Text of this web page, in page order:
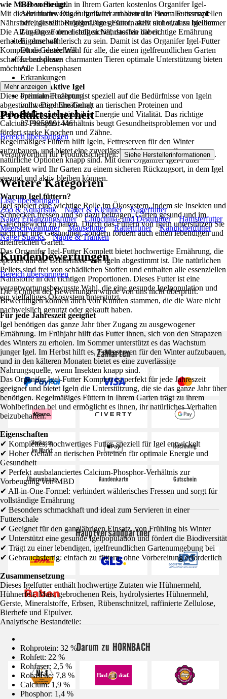
Geben Sie Igeln in Ihrem Garten kostenlos Organifer Igel-
Alleinfutter. Das Futter wird am besten in einem Futternapf
bereitgestellt. Regelmäßiges Füttern stellt sicher, dass Igel immer
Zugang zu den richtigen Nährstoffen haben.
Eigenschaft
Ohne Gentechnik
Lebensphase
Alle Lebensphasen
Erkrankungen
Gelenke
optimale Ernährung
vollwertige Ernährung
EAN
8719958991446
wie MBD vorbeugt.
Mit diesem hochwertigen Igelfutter erhalten die Tiere alle essenziellen
Nährstoffe, die sie benötigen, um gesund, aktiv und vital zu bleiben.
Die All-in-One-Formel stellt sicher, dass sie die richtige Ernährung
erhalten, ohne wählerisch zu sein. Damit ist das Organifer Igel-Futter
Komplett die ideale Wahl für alle, die einen igelfreundlichen Garten
schaffen und diesen charmanten Tieren optimale Unterstützung bieten
möchten.
Gesunde und Aktive Igel
Diese Premium-Rezeptur ist speziell auf die Bedürfnisse von Igeln
abgestimmt. Der hohe Gehalt an tierischen Proteinen und
Ballaststoffen unterstützt ihre Energie und Vitalität. Das richtige
Calcium-Phosphor-Verhältnis beugt Gesundheitsproblemen vor und
fördert starke Knochen und Zähne.
Regelmäßiges Füttern hilft Igeln, Fettreserven für den Winter
aufzubauen, und bietet eine zuverlässige Nahrungsquelle, wenn
natürliche Optionen knapp sind. Mit dem Organifer Igel-Futter
Komplett wird Ihr Garten zu einem sicheren Rückzugsort, in dem Igel
gesund und aktiv bleiben können.
Warum Igel füttern?
Igel spielen eine wichtige Rolle im Ökosystem, indem sie Insekten und
Schnecken fressen und so dazu beitragen, Gärten gesund und im
Gleichgewicht zu halten. Durch das Füttern von Igeln unterstützen Sie
nicht nur ihre Gesundheit, sondern fördern auch einen lebendigen und
artenreichen Garten.
Das Organifer Igel-Futter Komplett bietet hochwertige Ernährung, die
speziell auf die Bedürfnisse von Igeln abgestimmt ist. Die natürlichen
Pellets sind frei von schädlichen Stoffen und enthalten alle essenziellen
Nährstoffe in den richtigen Proportionen. Dieses Futter ist eine
verantwortungsbewusste Wahl, die eine gesunde Igelpopulation und
ein vielfältiges Ökosystem unterstützt.
Für jede Jahreszeit geeignet
Igel benötigen das ganze Jahr über Zugang zu ausgewogener
Ernährung. Im Frühjahr hilft das Futter ihnen, sich von den Strapazen
des Winters zu erholen. Im Sommer unterstützt es das Wachstum
junger Igel. Im Herbst hilft es, Fettreserven für den Winter aufzubauen,
und in den kälteren Monaten bietet es eine zuverlässige
Nahrungsquelle, wenn Insekten knapp sind.
Das Organifer Igel-Futter Komplett ist perfekt für jede Jahreszeit
geeignet und bietet Igeln die Unterstützung, die sie das ganze Jahr über
benötigen. Regelmäßiges Füttern in Ihrem Garten trägt zu ihrem
Wohlbefinden bei und ermöglicht es ihnen, ihr natürliches Verhalten
beizubehalten.
Eigenschaften
✔ Komplettes, hochwertiges Futter, speziell für Igel entwickelt
✔ Hoher Gehalt an tierischen Proteinen für optimale Energie und
Gesundheit
✔ Perfekt ausbalanciertes Calcium-Phosphor-Verhältnis zur
Vorbeugung von MBD
✔ All-in-One-Formel: verhindert wählerisches Fressen und sorgt für
vollständige Ernährung
✔ Besonders schmackhaft und ideal zum Servieren in einer
Futterschale
✔ Geeignet für den ganzjährigen Einsatz, von Frühling bis Winter
✔ Unterstützt eine gesunde Igelpopulation und fördert die Biodiversität
✔ Trägt zu einer lebendigen, igelfreundlichen Gartenumgebung bei
✔ Gebrauchsfertig: einfach zu füttern, ohne Vorbereitung erforderlich
Zusammensetzung
Dieses Igelfutter enthält hochwertige Zutaten wie Hühnermehl,
Hühnerfett, Mais, gebrochenen Reis, hydrolysiertes Hühnermehl,
Gerste, Mineralstoffe, Erbsen, Rübenschnitzel, raffinierte Zellulose,
Bierhefe und Eipulver.
Analytische Bestandteile:
Rohprotein: 32 %
Rohfett: 22 %
Rohfaser: 2,5 %
Rohasche: 7,8 %
Calcium: 1,9 %
Phosphor: 1,4 %
Mehr anzeigen
Produktsicherheit
Bereich überspringen
Verantwortlich für Produktsicherheit: Siehe Herstellerinformationen .
Weitere Kategorien
Liste überspringen
Zoo & Aquaristik
Nager & Kleintier
Nagerfutter
Nager Ergänzungsfutter
Chinchilla- und Degufutter
Hamsterfutter
Meerschweinfutter
Mäusefutter Rattenfutter
Kaninchenfutter
Nager Snacks
Näpfe & Tränken
Kundenbewertungen
Bereich überspringen
Die Echtheit der Bewertungen wurde von uns nicht überprüft.
Bewertungen können auch von Kunden stammen, die die Ware nicht
nachweislich genutzt oder gekauft haben.
Zahlarten
Hauptversandpartner
Darum zu HORNBACH